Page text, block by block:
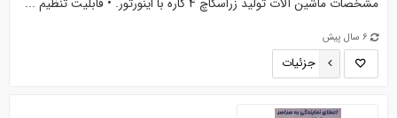
مشخصات ماشین آلات تولید زراسکاچ 4 کاره با اینورتور. • قابلیت تنظیم ...
6 سال پیش
جزئیات